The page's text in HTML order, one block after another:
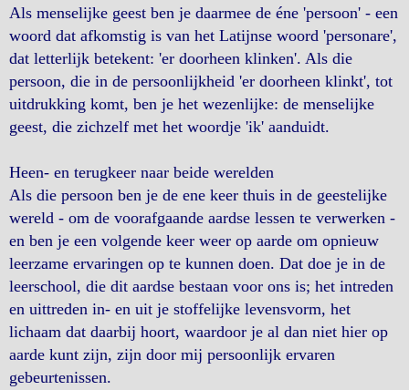
Als menselijke geest ben je daarmee de éne 'persoon' - een
woord dat afkomstig is van het Latijnse woord 'personare',
dat letterlijk betekent: 'er doorheen klinken'. Als die
persoon, die in de persoonlijkheid 'er doorheen klinkt', tot
uitdrukking komt, ben je het wezenlijke: de menselijke
geest, die zichzelf met het woordje 'ik' aanduidt.
Heen- en terugkeer naar beide werelden
Als die persoon ben je de ene keer thuis in de geestelijke
wereld - om de voorafgaande aardse lessen te verwerken -
en ben je een volgende keer weer op aarde om opnieuw
leerzame ervaringen op te kunnen doen. Dat doe je in de
leerschool, die dit aardse bestaan voor ons is; het intreden
en uittreden in- en uit je stoffelijke levensvorm, het
lichaam dat daarbij hoort, waardoor je al dan niet hier op
aarde kunt zijn, zijn door mij persoonlijk ervaren
gebeurtenissen.